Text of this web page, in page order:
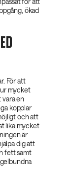
ökad
För att
mycket
vara en
kopplar
och att
lika mycket
är
dig att
fett samt